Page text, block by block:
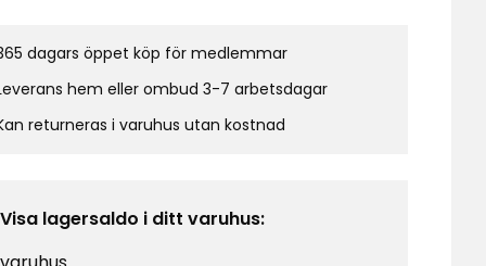
dagars öppet köp för medlemmar
hem eller ombud 3-7 arbetsdagar
returneras i varuhus utan kostnad
Visa lagersaldo i ditt varuhus: